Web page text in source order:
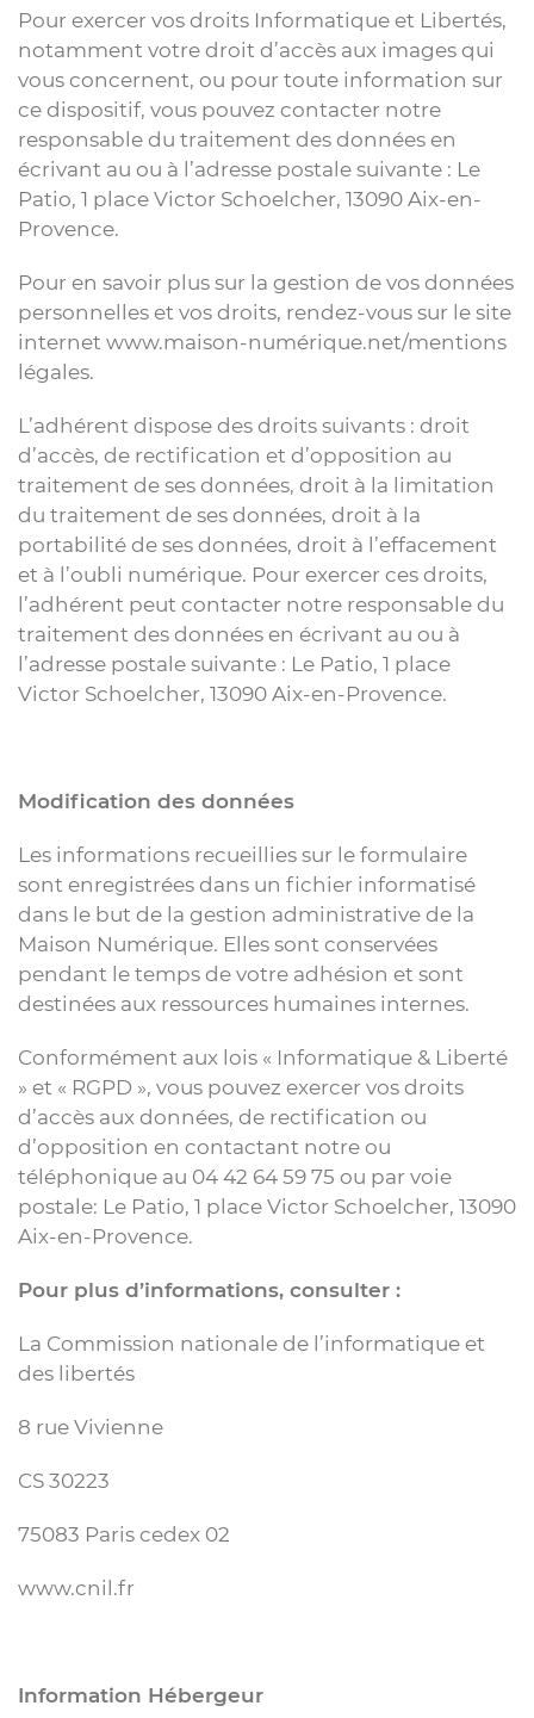
Pour exercer vos droits Informatique et Libertés,
notamment votre droit d’accès aux images qui
vous concernent, ou pour toute information sur
ce dispositif, vous pouvez contacter notre
responsable du traitement des données en
écrivant au ou à l’adresse postale suivante : Le
Patio, 1 place Victor Schoelcher, 13090 Aix-en-
Provence.
Pour en savoir plus sur la gestion de vos données
personnelles et vos droits, rendez-vous sur le site
internet www.maison-numérique.net/mentions
légales.
L’adhérent dispose des droits suivants : droit
d’accès, de rectification et d’opposition au
traitement de ses données, droit à la limitation
du traitement de ses données, droit à la
portabilité de ses données, droit à l’effacement
et à l’oubli numérique. Pour exercer ces droits,
l’adhérent peut contacter notre responsable du
traitement des données en écrivant au ou à
l’adresse postale suivante : Le Patio, 1 place
Victor Schoelcher, 13090 Aix-en-Provence.
Modification des données
Les informations recueillies sur le formulaire
sont enregistrées dans un fichier informatisé
dans le but de la gestion administrative de la
Maison Numérique. Elles sont conservées
pendant le temps de votre adhésion et sont
destinées aux ressources humaines internes.
Conformément aux lois « Informatique & Liberté
» et « RGPD », vous pouvez exercer vos droits
d’accès aux données, de rectification ou
d’opposition en contactant notre ou
téléphonique au 04 42 64 59 75 ou par voie
postale: Le Patio, 1 place Victor Schoelcher, 13090
Aix-en-Provence.
Pour plus d’informations, consulter :
La Commission nationale de l’informatique et
des libertés
8 rue Vivienne
CS 30223
75083 Paris cedex 02
www.cnil.fr
Information Hébergeur